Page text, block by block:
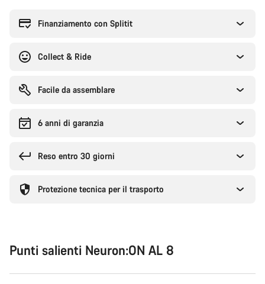
l'acquistoFinanziamento con Splitit
Collect & Ride
Facile da assemblare
6 anni di garanzia
Reso entro 30 giorni
Protezione tecnica per il trasporto
Punti salienti Neuron:ON AL 8